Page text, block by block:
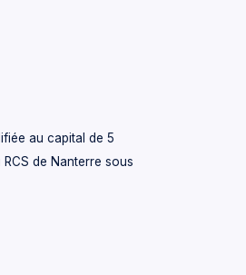
au capital de 5
de Nanterre sous